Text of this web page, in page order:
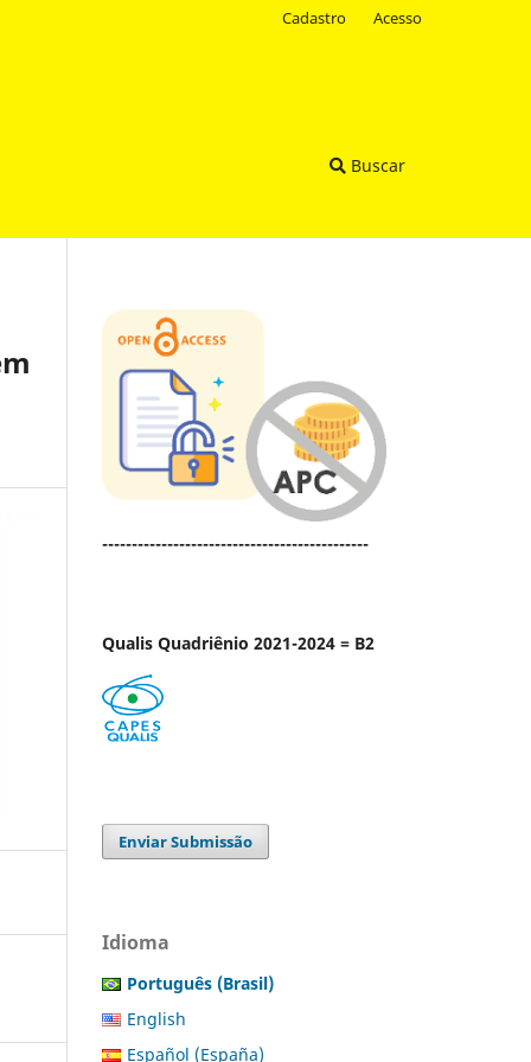
Buscar
Cadastro Acesso
---------------------------------------------
Qualis Quadriênio 2021-2024 = B2
Enviar Submissão
Idioma
Português (Brasil)
English
Español (España)